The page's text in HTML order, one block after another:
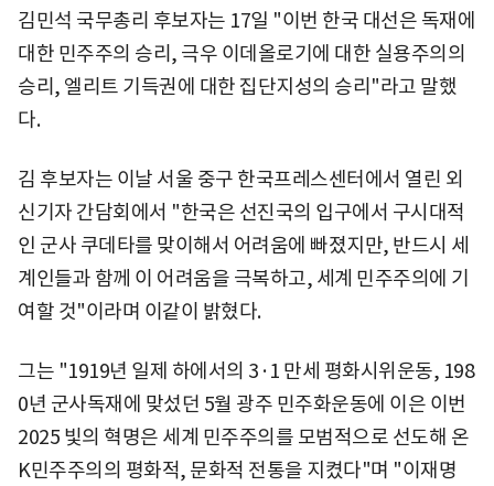
김민석 국무총리 후보자는 17일 "이번 한국 대선은 독재에
대한 민주주의 승리, 극우 이데올로기에 대한 실용주의의
승리, 엘리트 기득권에 대한 집단지성의 승리"라고 말했
다.
김 후보자는 이날 서울 중구 한국프레스센터에서 열린 외
신기자 간담회에서 "한국은 선진국의 입구에서 구시대적
인 군사 쿠데타를 맞이해서 어려움에 빠졌지만, 반드시 세
계인들과 함께 이 어려움을 극복하고, 세계 민주주의에 기
여할 것"이라며 이같이 밝혔다.
그는 "1919년 일제 하에서의 3·1 만세 평화시위운동, 198
0년 군사독재에 맞섰던 5월 광주 민주화운동에 이은 이번
2025 빛의 혁명은 세계 민주주의를 모범적으로 선도해 온
K민주주의의 평화적, 문화적 전통을 지켰다"며 "이재명